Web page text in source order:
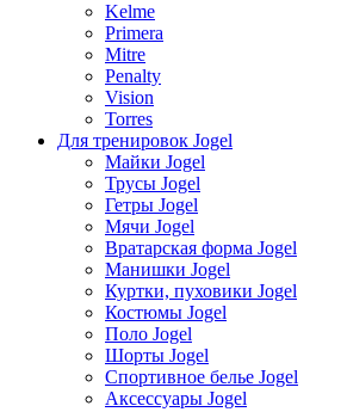
Kelme
Primera
Mitre
Penalty
Vision
Torres
Для тренировок Jogel
Майки Jogel
Трусы Jogel
Гетры Jogel
Мячи Jogel
Вратарская форма Jogel
Манишки Jogel
Куртки, пуховики Jogel
Костюмы Jogel
Поло Jogel
Шорты Jogel
Спортивное белье Jogel
Аксессуары Jogel